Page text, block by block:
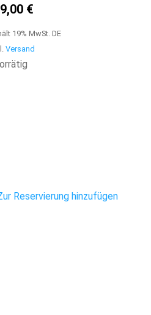
€
19% MwSt. DE
Versand